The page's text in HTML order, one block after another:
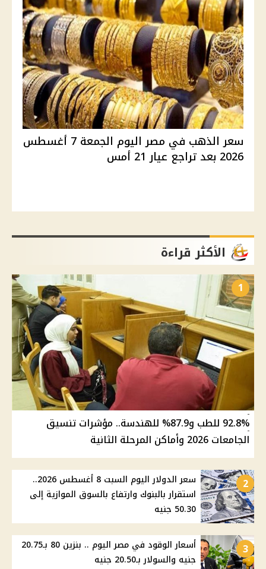
سعر الذهب في مصر اليوم الجمعة 7 أغسطس
2026 بعد تراجع عيار 21 أمس
الأكثر قراءة
1
92.8% للطب و87.9% للهندسة.. مؤشرات تنسيق
الجامعات 2026 وأماكن المرحلة الثانية
2
سعر الدولار اليوم السبت 8 أغسطس 2026..
استقرار بالبنوك وارتفاع بالسوق الموازية إلى
50.30 جنيه
3
أسعار الوقود في مصر اليوم .. بنزين 80 بـ20.75
جنيه والسولار بـ20.50 جنيه